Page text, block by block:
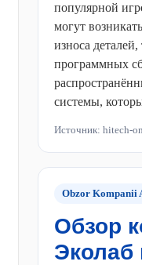
популярной
могут
износа
программных
системы,
Источник: hitech-
Obzor Kompanii
Обзор
Эколаб